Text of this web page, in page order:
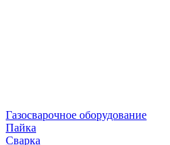
Газосварочное оборудование
Пайка
Сварка